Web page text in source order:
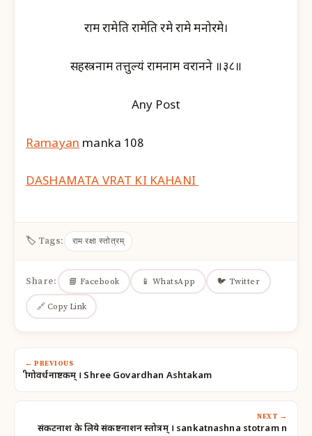
राम रामेति रामेति रमे रामे मनोरमे।
सहस्त्रनाम तत्तुल्यं रामनाम वरानने ॥३८॥
Any Post
Ramayanmanka 108
DASHAMATA VRAT KI KAHANI
🏷 Tags: राम रक्षा स्तोत्रम्
Share: 📘 Facebook 📱 WhatsApp 🐦 Twitter
🔗 Copy Link
← PREVIOUS
श्रीगोवर्धनाष्टकम् । Shree Govardhan Ashtakam
NEXT →
संकटनाश के लिये संकष्टनाशन स्तोत्रम् । sankatnashna stotram n